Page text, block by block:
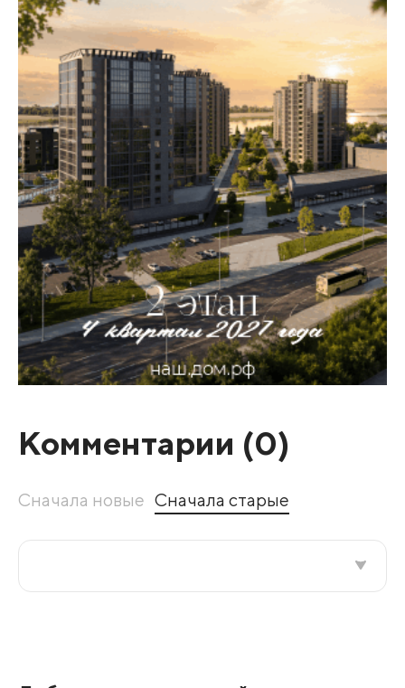
Комментарии (0)
Сначала новые Сначала старые